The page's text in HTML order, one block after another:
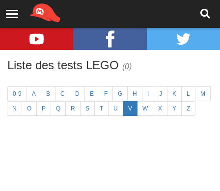
Liste des tests LEGO (0)
0-9 A B C D E F G H J K L M
N O P Q R S T U V W X Y Z